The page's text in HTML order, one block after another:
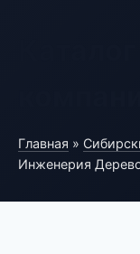
Главная »
Инженерия